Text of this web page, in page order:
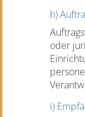
h)
oder
i)